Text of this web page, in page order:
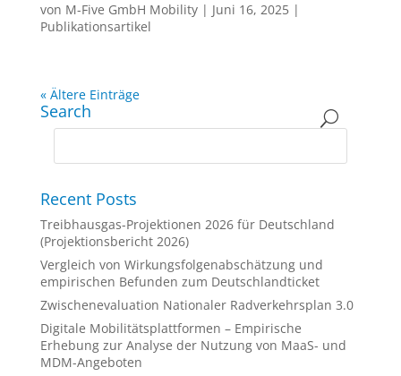
von M-Five GmbH Mobility| Juni 16, 2025|
Publikationsartikel
« Ältere Einträge
Search
Recent Posts
Treibhausgas-Projektionen 2026 für Deutschland
(Projektionsbericht 2026)
Vergleich von Wirkungsfolgenabschätzung und
empirischen Befunden zum Deutschlandticket
Zwischenevaluation Nationaler Radverkehrsplan 3.0
Digitale Mobilitätsplattformen – Empirische
Erhebung zur Analyse der Nutzung von MaaS- und
MDM-Angeboten